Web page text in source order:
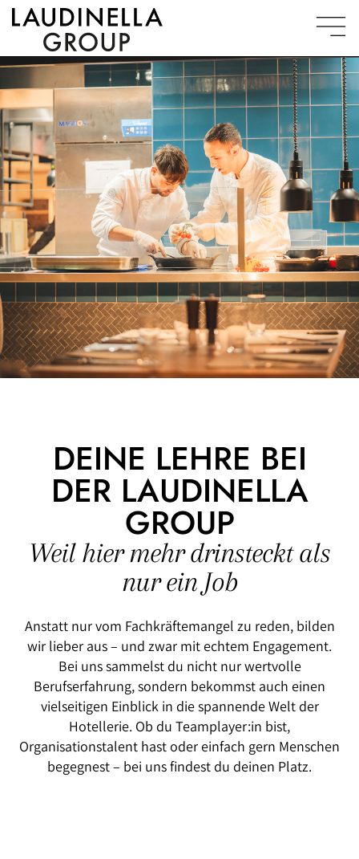
DEINE LEHRE BEI
DER LAUDINELLA
GROUP
Weil hier mehr drinsteckt als
nur ein Job
Anstatt nur vom Fachkräftemangel zu reden, bilden
wir lieber aus – und zwar mit echtem Engagement.
Bei uns sammelst du nicht nur wertvolle
Berufserfahrung, sondern bekommst auch einen
vielseitigen Einblick in die spannende Welt der
Hotellerie. Ob du Teamplayer:in bist,
Organisationstalent hast oder einfach gern Menschen
begegnest – bei uns findest du deinen Platz.